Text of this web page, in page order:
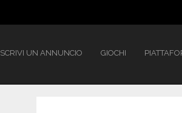
SCRIVI UN ANNUNCIO GIOCHI